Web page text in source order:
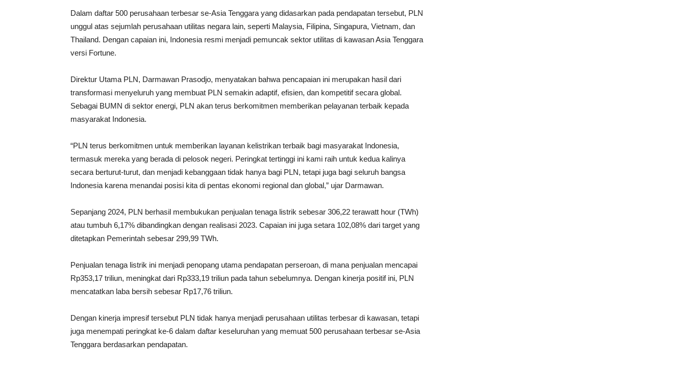
Dalam daftar 500 perusahaan terbesar se-Asia Tenggara yang didasarkan pada pendapatan tersebut, PLN
unggul atas sejumlah perusahaan utilitas negara lain, seperti Malaysia, Filipina, Singapura, Vietnam, dan
Thailand. Dengan capaian ini, Indonesia resmi menjadi pemuncak sektor utilitas di kawasan Asia Tenggara
versi Fortune.
Direktur Utama PLN, Darmawan Prasodjo, menyatakan bahwa pencapaian ini merupakan hasil dari
transformasi menyeluruh yang membuat PLN semakin adaptif, efisien, dan kompetitif secara global.
Sebagai BUMN di sektor energi, PLN akan terus berkomitmen memberikan pelayanan terbaik kepada
masyarakat Indonesia.
“PLN terus berkomitmen untuk memberikan layanan kelistrikan terbaik bagi masyarakat Indonesia,
termasuk mereka yang berada di pelosok negeri. Peringkat tertinggi ini kami raih untuk kedua kalinya
secara berturut-turut, dan menjadi kebanggaan tidak hanya bagi PLN, tetapi juga bagi seluruh bangsa
Indonesia karena menandai posisi kita di pentas ekonomi regional dan global,” ujar Darmawan.
Sepanjang 2024, PLN berhasil membukukan penjualan tenaga listrik sebesar 306,22 terawatt hour (TWh)
atau tumbuh 6,17% dibandingkan dengan realisasi 2023. Capaian ini juga setara 102,08% dari target yang
ditetapkan Pemerintah sebesar 299,99 TWh.
Penjualan tenaga listrik ini menjadi penopang utama pendapatan perseroan, di mana penjualan mencapai
Rp353,17 triliun, meningkat dari Rp333,19 triliun pada tahun sebelumnya. Dengan kinerja positif ini, PLN
mencatatkan laba bersih sebesar Rp17,76 triliun.
Dengan kinerja impresif tersebut PLN tidak hanya menjadi perusahaan utilitas terbesar di kawasan, tetapi
juga menempati peringkat ke-6 dalam daftar keseluruhan yang memuat 500 perusahaan terbesar se-Asia
Tenggara berdasarkan pendapatan.